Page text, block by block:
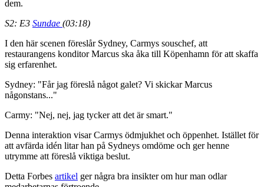
dem.
S2: E3 Sundae (03:18)
I den här scenen föreslår Sydney, Carmys souschef, att
restaurangens konditor Marcus ska åka till Köpenhamn för att skaffa
sig erfarenhet.
Sydney: "Får jag föreslå något galet? Vi skickar Marcus
någonstans..."
Carmy: "Nej, nej, jag tycker att det är smart."
Denna interaktion visar Carmys ödmjukhet och öppenhet. Istället för
att avfärda idén litar han på Sydneys omdöme och ger henne
utrymme att föreslå viktiga beslut.
Detta Forbes artikel ger några bra insikter om hur man odlar